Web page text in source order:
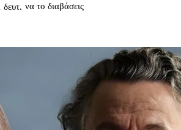
δευτ. να το διαβάσεις